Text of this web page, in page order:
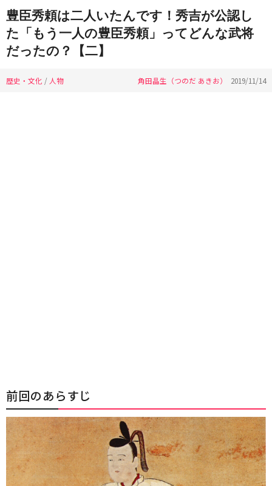
豊臣秀頼は二人いたんです！秀吉が公認し
た「もう一人の豊臣秀頼」ってどんな武将
だったの？【二】
歴史・文化 / 人物 角田晶生（つのだ あきお） 2019/11/14
前回のあらすじ